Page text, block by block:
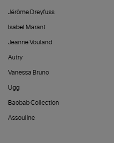
Jérôme Dreyfuss
Isabel Marant
Jeanne Vouland
Autry
Vanessa Bruno
Ugg
Baobab Collection
Assouline